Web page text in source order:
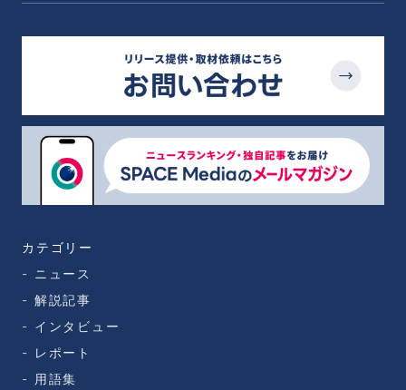
カテゴリー
ニュース
解説記事
インタビュー
レポート
用語集